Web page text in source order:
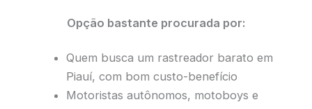
Opção bastante procurada por:
Quem busca um rastreador barato em
Piauí, com bom custo-benefício
Motoristas autônomos, motoboys e